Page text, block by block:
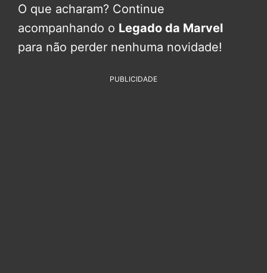
O que acharam? Continue
acompanhando o Legado da Marvel
para não perder nenhuma novidade!
PUBLICIDADE